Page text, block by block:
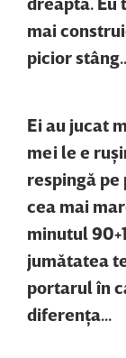
mai
picior
Ei au jucat
mei le e
respingă
cea mai
minutul
jumătatea
portarul în
diferenţa...